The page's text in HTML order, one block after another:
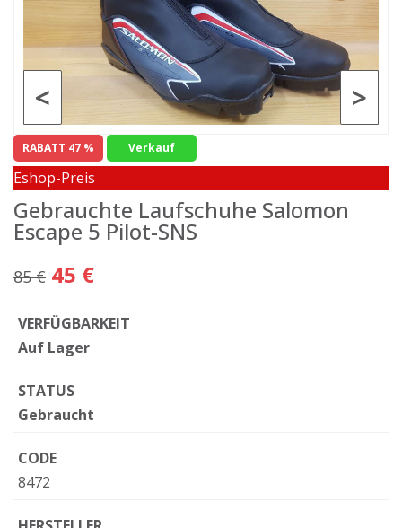
>
<
RABATT 47 % Verkauf
Eshop-Preis
Gebrauchte Laufschuhe Salomon
Escape 5 Pilot-SNS
85 € 45 €
VERFÜGBARKEIT
Auf Lager
STATUS
Gebraucht
CODE
8472